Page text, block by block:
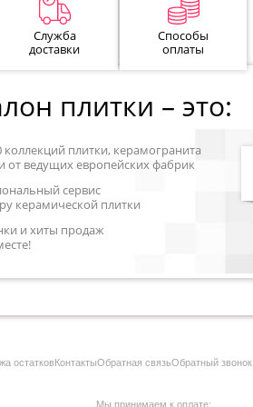
Служба
доставки
Способы
оплаты
плитки – это:
коллекций плитки, керамогранита
от ведущих европейских фабрик
сервис
керамической плитки
и хиты продаж
остатковКонтактыОбратная связьОбратный звонок
Мы принимаем к оплате: